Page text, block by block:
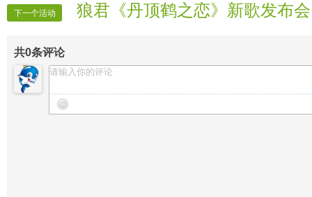
下一个活动 狼君《丹顶鹤之恋》新歌发布会
共0条评论